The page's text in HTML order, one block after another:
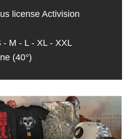
license Activision
M - L - XL - XXL
(40°)